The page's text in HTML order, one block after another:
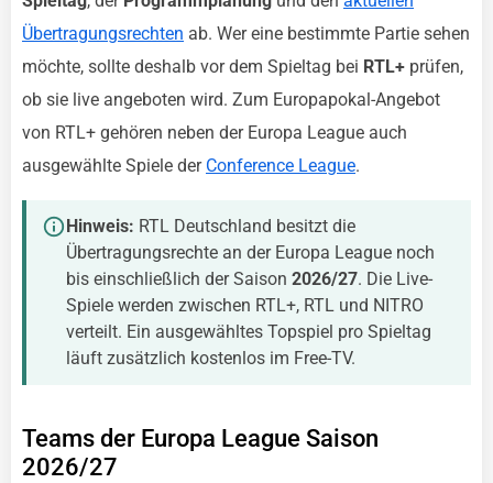
Übertragungsrechten ab. Wer eine bestimmte Partie sehen
möchte, sollte deshalb vor dem Spieltag bei RTL+ prüfen,
ob sie live angeboten wird. Zum Europapokal-Angebot
von RTL+ gehören neben der Europa League auch
ausgewählte Spiele der Conference League.
Hinweis: RTL Deutschland besitzt die
Übertragungsrechte an der Europa League noch
bis einschließlich der Saison 2026/27. Die Live-
Spiele werden zwischen RTL+, RTL und NITRO
verteilt. Ein ausgewähltes Topspiel pro Spieltag
läuft zusätzlich kostenlos im Free-TV.
Teams der Europa League Saison
2026/27